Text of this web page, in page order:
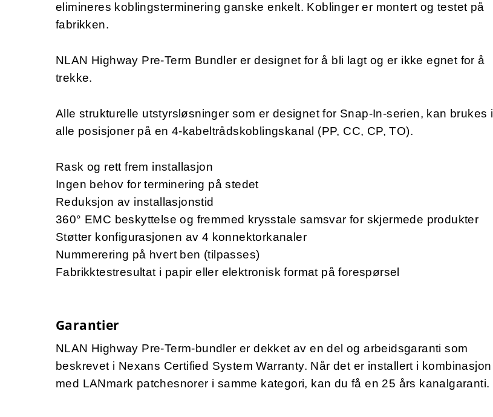
elimineres koblingsterminering ganske enkelt. Koblinger er montert og testet på
fabrikken.
NLAN Highway Pre-Term Bundler er designet for å bli lagt og er ikke egnet for å
trekke.
Alle strukturelle utstyrsløsninger som er designet for Snap-In-serien, kan brukes i
alle posisjoner på en 4-kabeltrådskoblingskanal (PP, CC, CP, TO).
Rask og rett frem installasjon
Ingen behov for terminering på stedet
Reduksjon av installasjonstid
360° EMC beskyttelse og fremmed krysstale samsvar for skjermede produkter
Støtter konfigurasjonen av 4 konnektorkanaler
Nummerering på hvert ben (tilpasses)
Fabrikktestresultat i papir eller elektronisk format på forespørsel
Garantier
NLAN Highway Pre-Term-bundler er dekket av en del og arbeidsgaranti som
beskrevet i Nexans Certified System Warranty. Når det er installert i kombinasjon
med LANmark patchesnorer i samme kategori, kan du få en 25 års kanalgaranti.